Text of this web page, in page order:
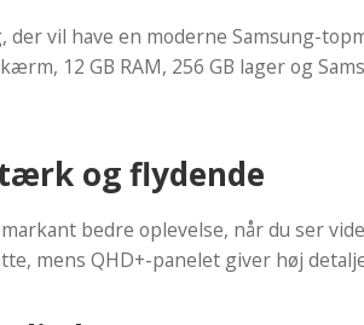
der vil have en moderne Samsung-
12 GB RAM, 256 GB lager og
og flydende
bedre oplevelse, når du ser
mens QHD+-panelet giver høj